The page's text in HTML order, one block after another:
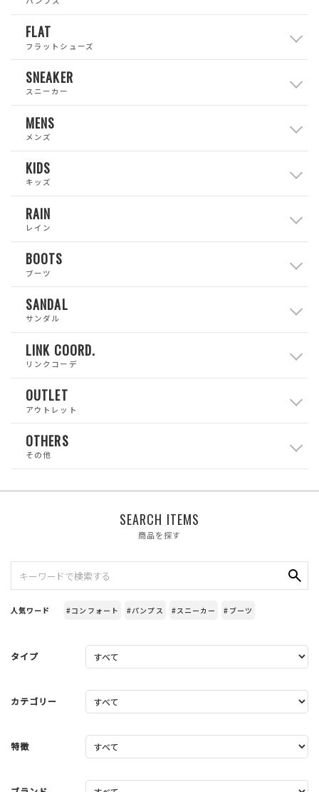
FLAT
フラットシューズ
SNEAKER
スニーカー
MENS
メンズ
KIDS
キッズ
RAIN
レイン
BOOTS
ブーツ
SANDAL
サンダル
LINK COORD.
リンクコーデ
OUTLET
アウトレット
OTHERS
その他
SEARCH ITEMS
商品を探す
人気ワード #コンフォート #パンプス #スニーカー #ブーツ
タイプ
カテゴリー
特徴